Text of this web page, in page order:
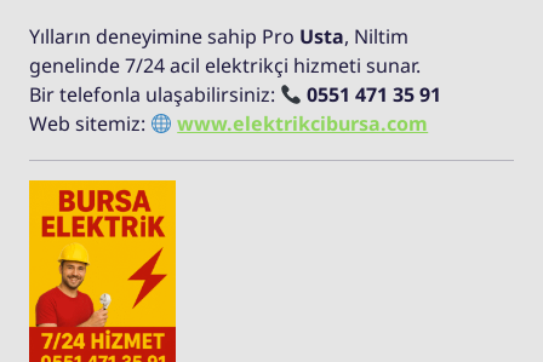
Yılların deneyimine sahip Pro Usta, Niltim
genelinde 7/24 acil elektrikçi hizmeti sunar.
Bir telefonla ulaşabilirsiniz:
0551 471 35 91
Web sitemiz:
www.elektrikcibursa.com